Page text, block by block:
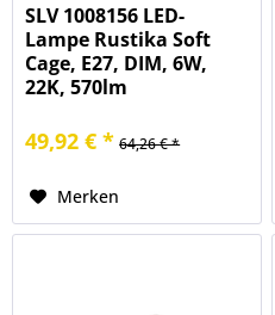
SLV 1008156 LED-
Lampe Rustika Soft
Cage, E27, DIM, 6W,
22K, 570lm
49,92 € * 64,26 € *
Merken